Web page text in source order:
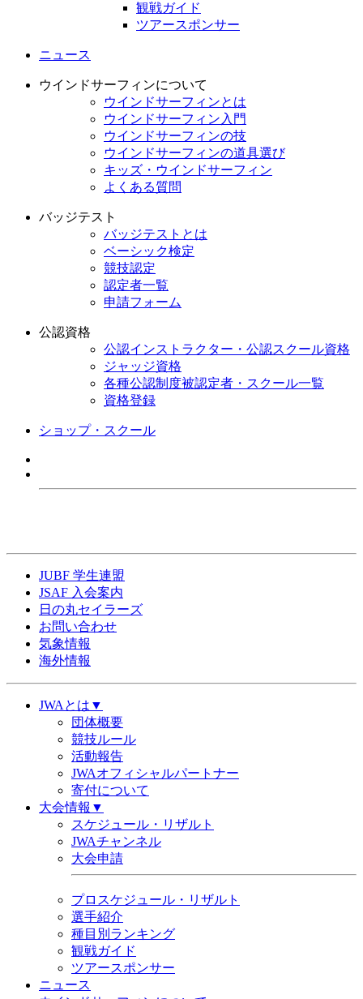
観戦ガイド
ツアースポンサー
ニュース
ウインドサーフィンについて
ウインドサーフィンとは
ウインドサーフィン入門
ウインドサーフィンの技
ウインドサーフィンの道具選び
キッズ・ウインドサーフィン
よくある質問
バッジテスト
バッジテストとは
ベーシック検定
競技認定
認定者一覧
申請フォーム
公認資格
公認インストラクター・公認スクール資格
ジャッジ資格
各種公認制度被認定者・スクール一覧
資格登録
ショップ・スクール
JUBF 学生連盟
JSAF 入会案内
日の丸セイラーズ
お問い合わせ
気象情報
海外情報
JWAとは▼
団体概要
競技ルール
活動報告
JWAオフィシャルパートナー
寄付について
大会情報▼
スケジュール・リザルト
JWAチャンネル
大会申請
プロスケジュール・リザルト
選手紹介
種目別ランキング
観戦ガイド
ツアースポンサー
ニュース